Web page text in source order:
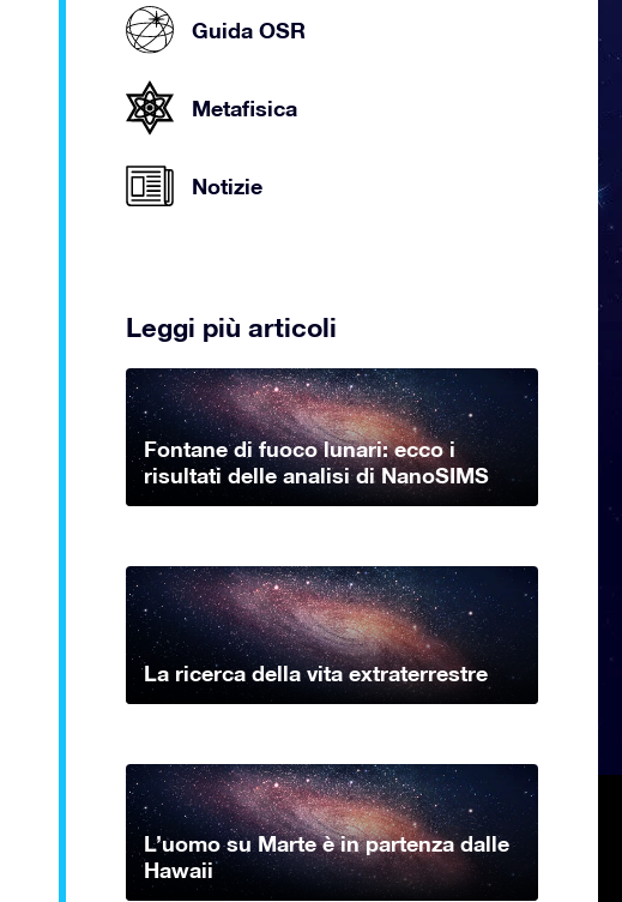
Guida OSR
Metafisica
Notizie
Leggi più articoli
Fontane di fuoco lunari: ecco i
risultati delle analisi di NanoSIMS
La ricerca della vita extraterrestre
L’uomo su Marte è in partenza dalle
Hawaii